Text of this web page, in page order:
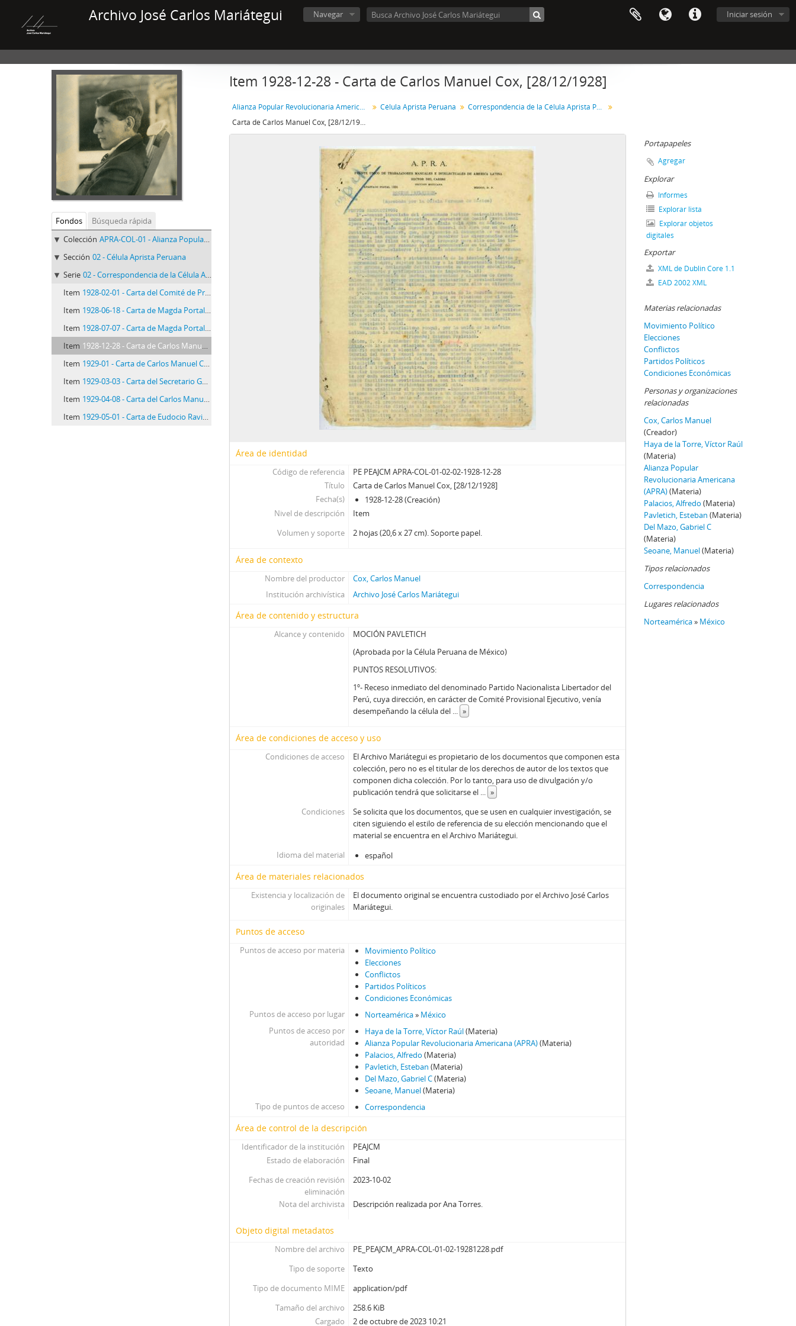
Archivo José Carlos Mariátegui Iniciar sesión
Navegar
Fondos
Búsqueda rápida
Colección APRA-COL-01 - Alianza Popular Revolucionaria Americana-APRA (Colección)
Sección 02 - Célula Aprista Peruana
Serie 02 - Correspondencia de la Célula Aprista Peruana
Item 1928-02-01 - Carta del Comité de Pro-Liberación del Perú, 1/2/1928
Item 1928-06-18 - Carta de Magda Portal a los compañeros de la Célula peruana del Apra en Buenos Aires, 18/6/1928
Item 1928-07-07 - Carta de Magda Portal al Secretario de la Célula del Apra en París, 7/71928
Item 1928-12-28 - Carta de Carlos Manuel Cox, [28/12/1928]
Item 1929-01 - Carta de Carlos Manuel Cox, [01/1929]
Item 1929-03-03 - Carta del Secretario General de P, 7/71928
Item 1929-04-08 - Carta del Carlos Manuel Cox al Secretario de la Célula Peruana del Apra en París, 8/4/1929
Item 1929-05-01 - Carta de Eudocio Ravines a la Célula Peruana del Apra en París, 1/5/1929
Item 1928-12-28 - Carta de Carlos Manuel Cox, [28/12/1928]
Alianza Popular Revolucionaria Americana-APRA (Colección) Célula Aprista Peruana
Correspondencia de la Célula Aprista Peruana
Carta de Carlos Manuel Cox, [28/12/1928]
Área de identidad
Código de referencia
PE PEAJCM APRA-COL-01-02-02-1928-12-28
Título
Carta de Carlos Manuel Cox, [28/12/1928]
Fecha(s)
1928-12-28 (Creación)
Nivel de descripción
Item
Volumen y soporte
2 hojas (20,6 x 27 cm). Soporte papel.
Área de contexto
Nombre del productor
Cox, Carlos Manuel
Institución archivística
Archivo José Carlos Mariátegui
Área de contenido y estructura
Alcance y contenido
MOCIÓN PAVLETICH
(Aprobada por la Célula Peruana de México)
PUNTOS RESOLUTIVOS:
1º- Receso inmediato del denominado Partido Nacionalista Libertador del
Perú, cuya dirección, en carácter de Comité Provisional Ejecutivo, venía
desempeñando la célula del ... »
Área de condiciones de acceso y uso
Condiciones de acceso
El Archivo Mariátegui es propietario de los documentos que componen esta
colección, pero no es el titular de los derechos de autor de los textos que
componen dicha colección. Por lo tanto, para uso de divulgación y/o
publicación tendrá que solicitarse el ... »
Condiciones
Se solicita que los documentos, que se usen en cualquier investigación, se
citen siguiendo el estilo de referencia de su elección mencionando que el
material se encuentra en el Archivo Mariátegui.
Idioma del material
español
Área de materiales relacionados
Existencia y localización de
originales
El documento original se encuentra custodiado por el Archivo José Carlos
Mariátegui.
Puntos de acceso
Puntos de acceso por materia
Movimiento Político
Elecciones
Conflictos
Partidos Políticos
Condiciones Económicas
Puntos de acceso por lugar
Norteamérica» México
Puntos de acceso por
autoridad
Haya de la Torre, Víctor Raúl(Materia)
Alianza Popular Revolucionaria Americana (APRA)(Materia)
Palacios, Alfredo (Materia)
Pavletich, Esteban (Materia)
Del Mazo, Gabriel C(Materia)
Seoane, Manuel(Materia)
Tipo de puntos de acceso
Correspondencia
Área de control de la descripción
Identificador de la institución
PEAJCM
Estado de elaboración
Final
Fechas de creación revisión
eliminación
2023-10-02
Nota del archivista Descripción realizada por Ana Torres.
Objeto digital metadatos
Nombre del archivo
PE_PEAJCM_APRA-COL-01-02-19281228.pdf
Tipo de soporte
Texto
Tipo de documento MIME
application/pdf
Tamaño del archivo
258.6 KiB
Cargado
2 de octubre de 2023 10:21
Portapapeles
Agregar
Explorar
Informes
Explorar lista
Explorar objetos
digitales
Exportar
XML de Dublin Core 1.1
EAD 2002 XML
Materias relacionadas
Movimiento Político
Elecciones
Conflictos
Partidos Políticos
Condiciones Económicas
Personas y organizaciones
relacionadas
Cox, Carlos Manuel
(Creador)
Haya de la Torre, Víctor Raúl
(Materia)
Alianza Popular
Revolucionaria Americana
(APRA)(Materia)
Palacios, Alfredo (Materia)
Pavletich, Esteban (Materia)
Del Mazo, Gabriel C
(Materia)
Seoane, Manuel(Materia)
Tipos relacionados
Correspondencia
Lugares relacionados
Norteamérica» México